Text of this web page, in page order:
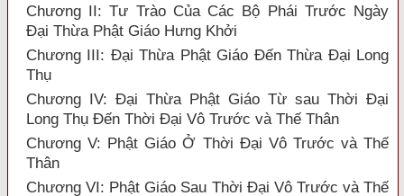
Chương II: Tư Trào Của Các Bộ Phái Trước Ngày
Đại Thừa Phật Giáo Hưng Khởi
Chương III: Đại Thừa Phật Giáo Đến Thừa Đại Long
Thụ
Chương IV: Đại Thừa Phật Giáo Từ sau Thời Đại
Long Thụ Đến Thời Đại Vô Trước và Thế Thân
Chương V: Phật Giáo Ở Thời Đại Vô Trước và Thế
Thân
Chương VI: Phật Giáo Sau Thời Đại Vô Trước và Thế